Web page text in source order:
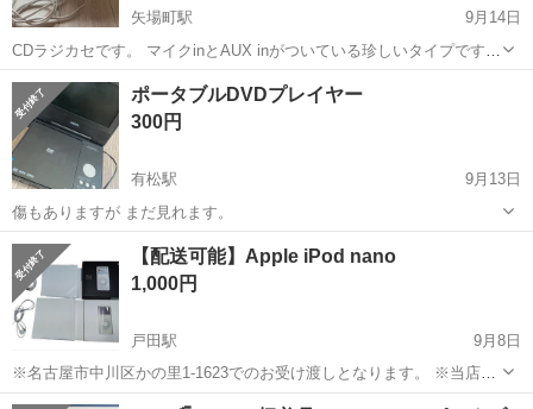
矢場町駅
9月14日
CDラジカセです。 マイクinとAUX inがついている珍しいタイプです。
破損などなく使用可能です。 9/15にとりに来ていただける方に販売し
ます。
愛知 名古屋市 矢場町駅 ポータブルプレーヤー
ポータブルDVDプレイヤー
300円
有松駅
9月13日
傷もありますが まだ見れます。
愛知 名古屋市 有松駅
プレイヤー
【配送可能】Apple iPod nano
1,000円
戸田駅
9月8日
※名古屋市中川区かの里1-1623でのお受け渡しとなります。 ※当店は
古民家を倉庫として活用しており、お店を空けている事が多く来訪の
愛知 名古屋市 戸田駅 ポータブルプレーヤー